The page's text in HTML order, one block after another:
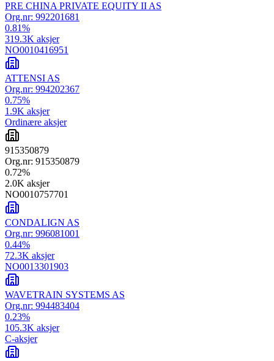
PRE CHINA PRIVATE EQUITY II AS
Org.nr: 992201681
0.81%
319.3K aksjer
NO0010416951
ATTENSI AS
Org.nr: 994202367
0.75%
1.9K aksjer
Ordinære aksjer
915350879
Org.nr: 915350879
0.72%
2.0K aksjer
NO0010757701
CONDALIGN AS
Org.nr: 996081001
0.44%
72.3K aksjer
NO0013301903
WAVETRAIN SYSTEMS AS
Org.nr: 994483404
0.23%
105.3K aksjer
C-aksjer